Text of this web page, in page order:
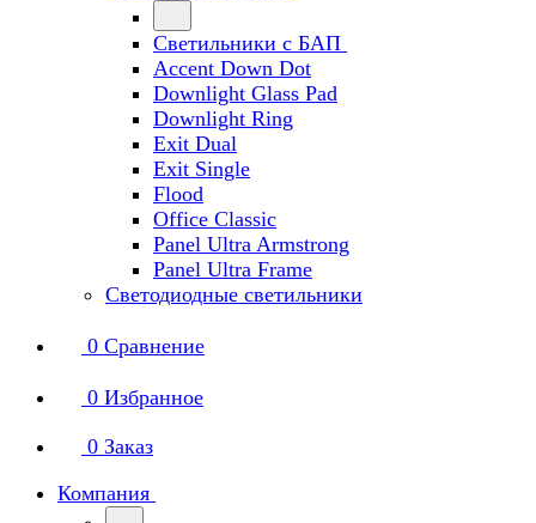
Светильники с БАП
Accent Down Dot
Downlight Glass Pad
Downlight Ring
Exit Dual
Exit Single
Flood
Office Classic
Panel Ultra Armstrong
Panel Ultra Frame
Светодиодные светильники
0 Сравнение
0 Избранное
0 Заказ
Компания